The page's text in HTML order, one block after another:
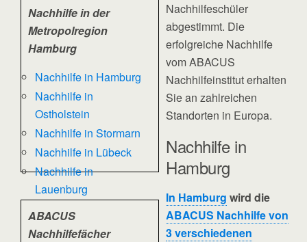
Nachhilfe in der
Metropolregion
Hamburg
Nachhilfe in Hamburg
Nachhilfe in
Ostholstein
Nachhilfe in Stormarn
Nachhilfe in Lübeck
Nachhilfe in
Lauenburg
ABACUS
Nachhilfefächer
Nachhilfeschüler
abgestimmt. Die
erfolgreiche Nachhilfe
vom ABACUS
Nachhilfeinstitut erhalten
Sie an zahlreichen
Standorten in Europa.
Nachhilfe in
Hamburg
In Hamburg wird die
ABACUS Nachhilfe von
3 verschiedenen